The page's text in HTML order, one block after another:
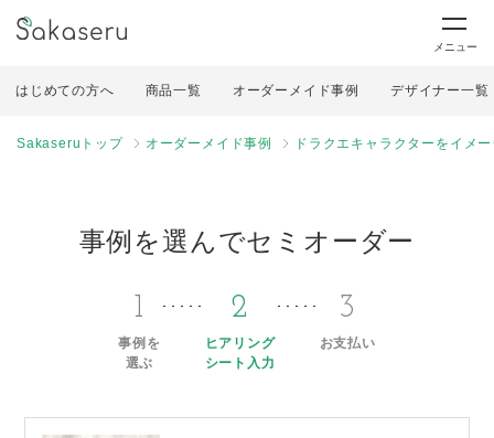
メニュー
はじめての方へ 商品一覧 オーダーメイド事例 デザイナー一覧
Sakaseruトップ オーダーメイド事例 ドラクエキャラクターをイメ
事例を選んでセミオーダー
1
事例を
選ぶ
2
ヒアリング
シート入力
3
お支払い